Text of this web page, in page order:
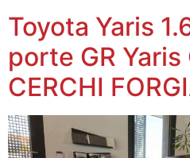
Toyota Yaris
porte GR
CERCHI